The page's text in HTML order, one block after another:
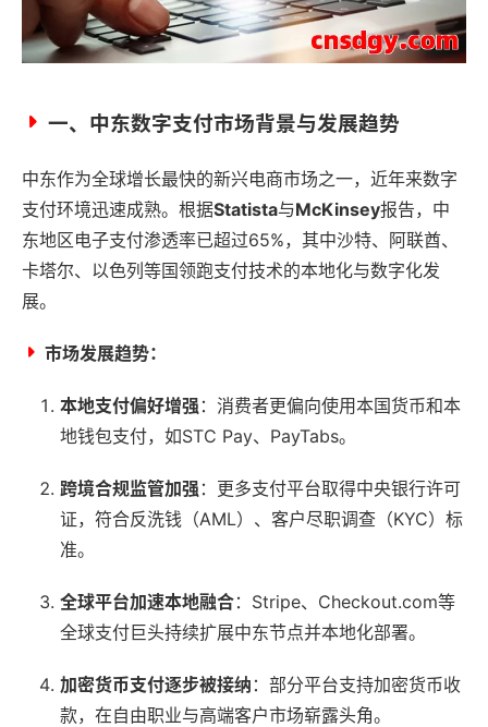
一、中东数字支付市场背景与发展趋势
中东作为全球增长最快的新兴电商市场之一，近年来数字
支付环境迅速成熟。根据Statista与McKinsey报告，中
东地区电子支付渗透率已超过65%，其中沙特、阿联酋、
卡塔尔、以色列等国领跑支付技术的本地化与数字化发
展。
市场发展趋势：
本地支付偏好增强 ：消费者更偏向使用本国货币和本
地钱包支付，如STC Pay、PayTabs。
跨境合规监管加强 ：更多支付平台取得中央银行许可
证，符合反洗钱（AML）、客户尽职调查（KYC）标
准。
全球平台加速本地融合：Stripe、Checkout.com等
全球支付巨头持续扩展中东节点并本地化部署。
加密货币支付逐步被接纳 ：部分平台支持加密货币收
款，在自由职业与高端客户市场崭露头角。